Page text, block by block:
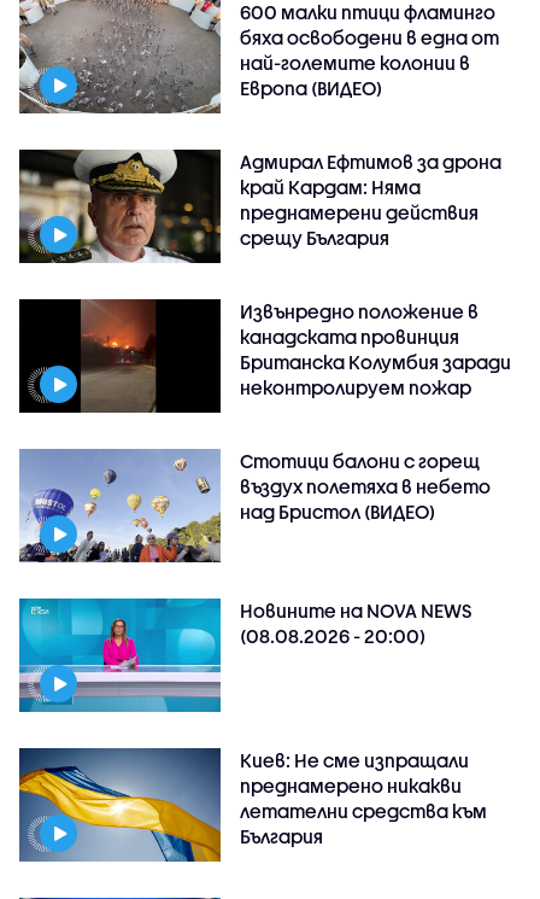
600 малки птици фламинго
бяха освободени в една от
най-големите колонии в
Европа (ВИДЕО)
Адмирал Ефтимов за дрона
край Кардам: Няма
преднамерени действия
срещу България
Извънредно положение в
канадската провинция
Британска Колумбия заради
неконтролируем пожар
Стотици балони с горещ
въздух полетяха в небето
над Бристол (ВИДЕО)
Новините на NOVA NEWS
(08.08.2026 - 20:00)
Киев: Не сме изпращали
преднамерено никакви
летателни средства към
България